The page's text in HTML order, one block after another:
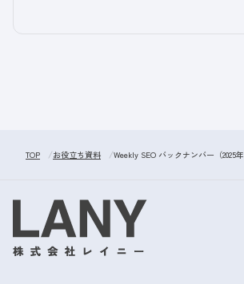
TOP お役立ち資料 Weekly SEO バックナンバー（2025年